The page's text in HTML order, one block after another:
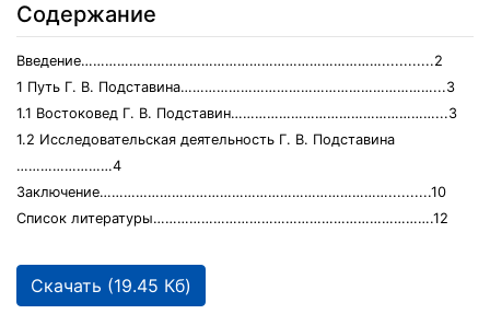
Содержание
Введение…………………………………………………………………............2
1 Путь Г. В. Подставина………………………………………………………...3
1.1 Востоковед Г. В. Подставин……………………………………………...3
1.2 Исследовательская деятельность Г. В. Подставина
……………………4
Заключение………………………………………………………………..........10
Список литературы…………………………………………………………….12
Скачать (19.45 Кб)